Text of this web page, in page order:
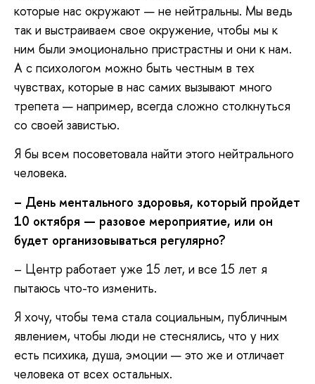
которые нас окружают — не нейтральны. Мы ведь
так и выстраиваем свое окружение, чтобы мы к
ним были эмоционально пристрастны и они к нам.
А с психологом можно быть честным в тех
чувствах, которые в нас самих вызывают много
трепета — например, всегда сложно столкнуться
со своей завистью.
Я бы всем посоветовала найти этого нейтрального
человека.
– День ментального здоровья, который пройдет
10 октября — разовое мероприятие, или он
будет организовываться регулярно?
– Центр работает уже 15 лет, и все 15 лет я
пытаюсь что-то изменить.
Я хочу, чтобы тема стала социальным, публичным
явлением, чтобы люди не стеснялись, что у них
есть психика, душа, эмоции — это же и отличает
человека от всех остальных.